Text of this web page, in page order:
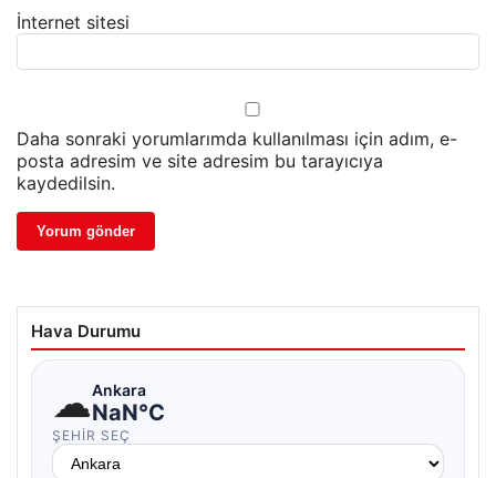
İnternet sitesi
Daha sonraki yorumlarımda kullanılması için adım, e-
posta adresim ve site adresim bu tarayıcıya
kaydedilsin.
Hava Durumu
☁Ankara
NaN°C
ŞEHIR SEÇ